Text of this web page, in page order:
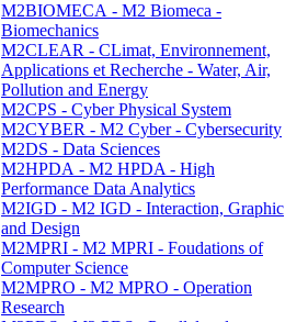
M2BIOMECA - M2 Biomeca -
Biomechanics
M2CLEAR - CLimat, Environnement,
Applications et Recherche - Water, Air,
Pollution and Energy
M2CPS - Cyber Physical System
M2CYBER - M2 Cyber - Cybersecurity
M2DS - Data Sciences
M2HPDA - M2 HPDA - High
Performance Data Analytics
M2IGD - M2 IGD - Interaction, Graphic
and Design
M2MPRI - M2 MPRI - Foudations of
Computer Science
M2MPRO - M2 MPRO - Operation
Research